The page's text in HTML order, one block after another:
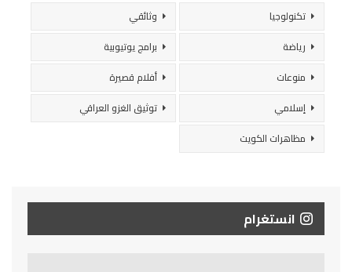
تكنولوجيا
وثائقي
رياضة
برامج يوتيوبية
منوعات
أفلام قصيرة
إسلامي
توثيق الغزو العراقي
مظاهرات الكويت
انستغرام